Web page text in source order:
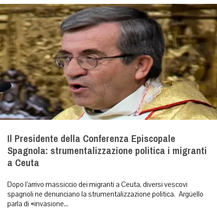
Il Presidente della Conferenza Episcopale
Spagnola: strumentalizzazione politica i migranti
a Ceuta
Dopo l’arrivo massiccio dei migranti a Ceuta, diversi vescovi
spagnoli ne denunciano la strumentalizzazione politica. Argüello
parla di «invasione...